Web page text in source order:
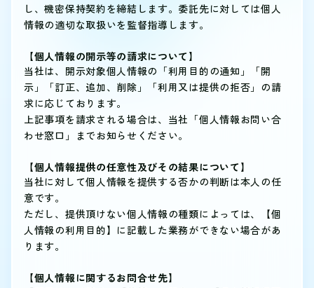
し、機密保持契約を締結します。委託先に対しては個人
情報の適切な取扱いを監督指導します。
【個人情報の開示等の請求について】
当社は、開示対象個人情報の「利用目的の通知」「開
示」「訂正、追加、削除」「利用又は提供の拒否」の請
求に応じております。
上記事項を請求される場合は、当社「個人情報お問い合
わせ窓口」までお知らせください。
【個人情報提供の任意性及びその結果について】
当社に対して個人情報を提供する否かの判断は本人の任
意です。
ただし、提供頂けない個人情報の種類によっては、【個
人情報の利用目的】に記載した業務ができない場合があ
ります。
【個人情報に関するお問合せ先】